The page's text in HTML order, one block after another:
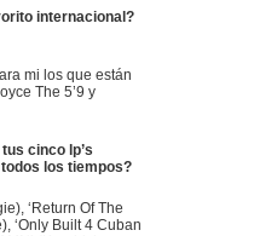
internacional?
mi los que están
The 5’9 y
cinco lp’s
los tiempos?
‘Return Of The
‘Only Built 4 Cuban